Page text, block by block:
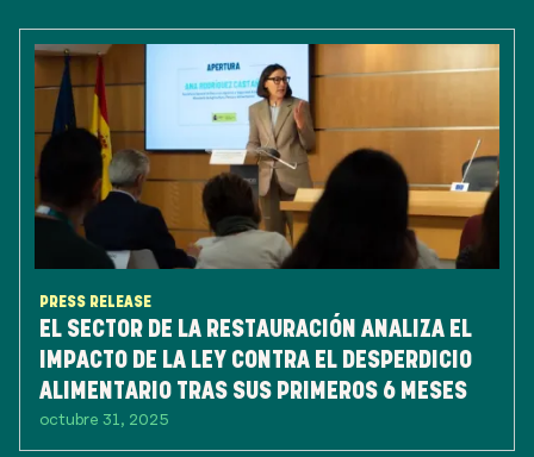
PRESS RELEASE
EL SECTOR DE LA RESTAURACIÓN ANALIZA EL
IMPACTO DE LA LEY CONTRA EL DESPERDICIO
ALIMENTARIO TRAS SUS PRIMEROS 6 MESES
octubre 31, 2025